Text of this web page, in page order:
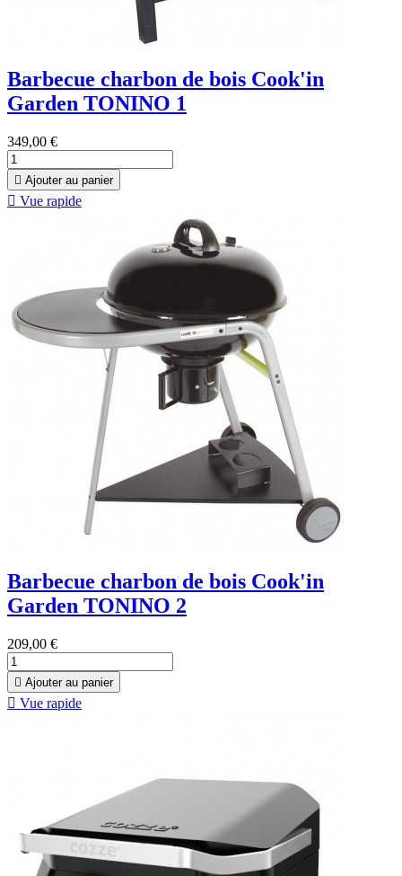
Barbecue charbon de bois Cook'in
Garden TONINO 1
349,00 €
 Ajouter au panier
 Vue rapide
Barbecue charbon de bois Cook'in
Garden TONINO 2
209,00 €
 Ajouter au panier
 Vue rapide